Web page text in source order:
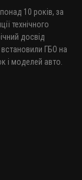
10 років, за
технічного
досвід
ГБО на
і моделей авто.